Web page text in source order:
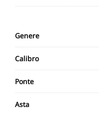
Genere
Calibro
Ponte
Asta